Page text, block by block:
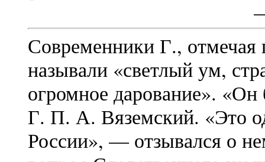
Современники Г., отмечая
называли «светлый ум,
огромное дарование».
Г. П. А. Вяземский. «Это
России», — отзывался о